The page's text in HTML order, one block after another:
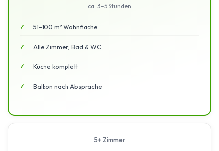
ca. 3–5 Stunden
51–100 m² Wohnfläche
Alle Zimmer, Bad & WC
Küche komplett
Balkon nach Absprache
5+ Zimmer